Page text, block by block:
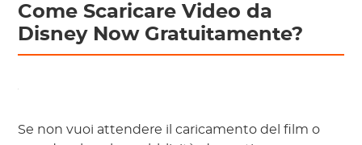
Come Scaricare Video da
Disney Now Gratuitamente?
Se non vuoi attendere il caricamento del film o